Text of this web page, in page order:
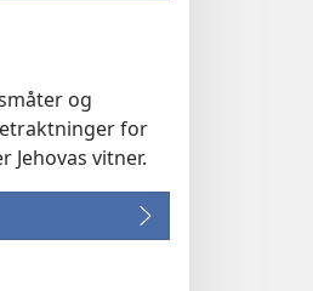
og
for
Jehovas vitner.